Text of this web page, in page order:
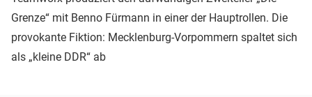
Grenze“ mit Benno Fürmann in einer der Hauptrollen. Die
provokante Fiktion: Mecklenburg-Vorpommern spaltet sich
als „kleine DDR“ ab